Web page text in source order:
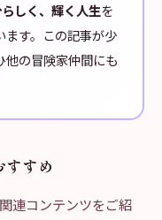
しく、輝く人生を
ます。この記事が少
他の冒険家仲間にも
すめ
連コンテンツをご紹